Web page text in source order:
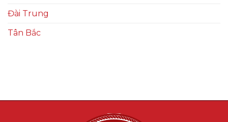
Đài Trung
Tân Bắc